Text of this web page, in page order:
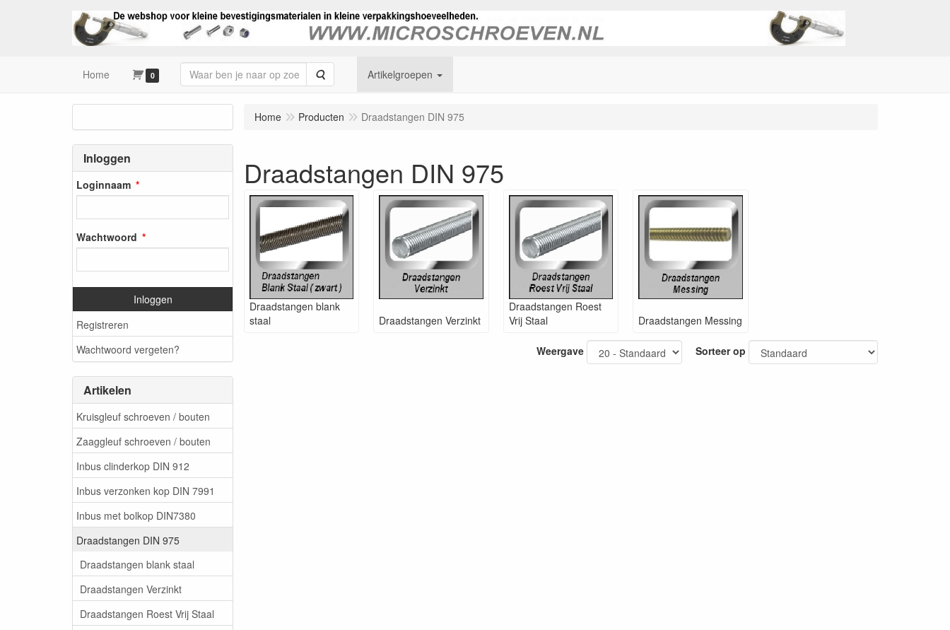
Home 0 Zoeken Artikelgroepen
Inloggen
Loginnaam
Wachtwoord
Inloggen
Registreren
Wachtwoord vergeten?
Artikelen
Kruisgleuf schroeven / bouten
Zaaggleuf schroeven / bouten
Inbus clinderkop DIN 912
Inbus verzonken kop DIN 7991
Inbus met bolkop DIN7380
Draadstangen DIN 975
Draadstangen blank staal
Draadstangen Verzinkt
Draadstangen Roest Vrij Staal
Home Producten Draadstangen DIN 975
Draadstangen DIN 975
Draadstangen blank
staal
Draadstangen Verzinkt
Draadstangen Roest
Vrij Staal
Draadstangen Messing
Weergave Sorteer op